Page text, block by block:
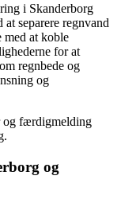
i Skanderborg
separere regnvand
med at koble
for at
regnbede og
og
og færdigmelding
og